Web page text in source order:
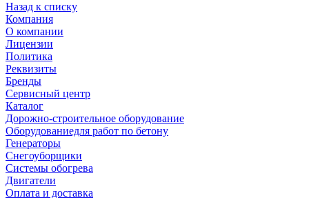
Назад к списку
Компания
О компании
Лицензии
Политика
Реквизиты
Бренды
Сервисный центр
Каталог
Дорожно-строительное оборудование
Оборудованиедля работ по бетону
Генераторы
Снегоуборщики
Системы обогрева
Двигатели
Оплата и доставка